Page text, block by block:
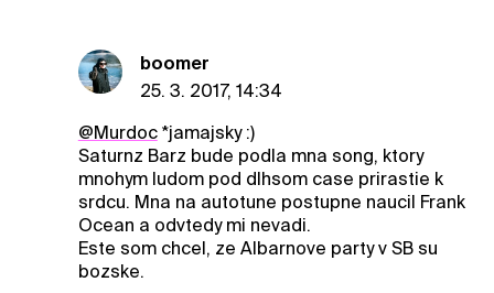
boomer
25. 3. 2017, 14:34
@Murdoc*jamajsky :)
Saturnz Barz bude podla mna song, ktory
mnohym ludom pod dlhsom case prirastie k
srdcu. Mna na autotune postupne naucil Frank
Ocean a odvtedy mi nevadi.
Este som chcel, ze Albarnove party v SB su
bozske.